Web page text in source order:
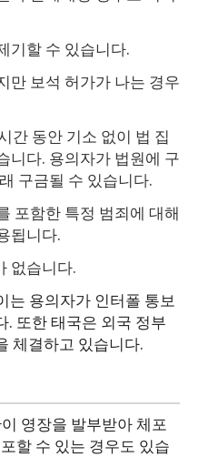
기할 수 있습니다.
만 보석 허가가 나는 경우
간 동안 기소 없이 법 집
니다. 용의자가 법원에 구
구금될 수 있습니다.
포함한 특정 범죄에 대해
됩니다.
없습니다.
는 용의자가 인터폴 통보
. 또한 태국은 외국 정부
체결하고 있습니다.
영장을 발부받아 체포
할 수 있는 경우도 있습